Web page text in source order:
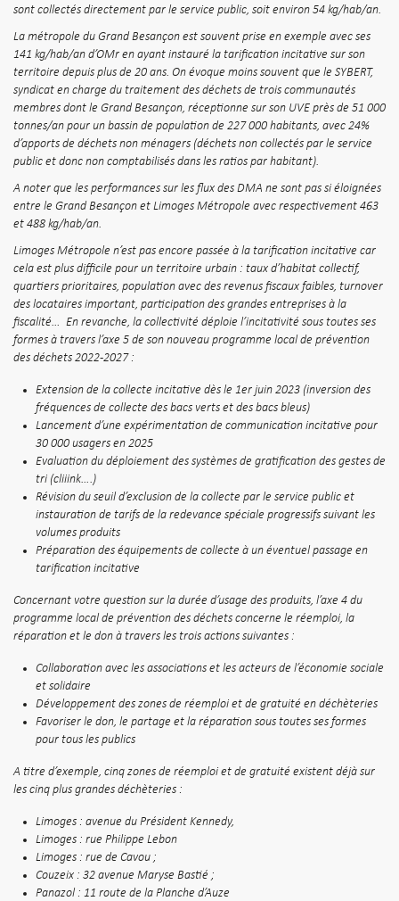
sont collectés directement par le service public, soit environ 54 kg/hab/an.
La métropole du Grand Besançon est souvent prise en exemple avec ses
141 kg/hab/an d’OMr en ayant instauré la tarification incitative sur son
territoire depuis plus de 20 ans. On évoque moins souvent que le SYBERT,
syndicat en charge du traitement des déchets de trois communautés
membres dont le Grand Besançon, réceptionne sur son UVE près de 51 000
tonnes/an pour un bassin de population de 227 000 habitants, avec 24%
d’apports de déchets non ménagers (déchets non collectés par le service
public et donc non comptabilisés dans les ratios par habitant).
A noter que les performances sur les flux des DMA ne sont pas si éloignées
entre le Grand Besançon et Limoges Métropole avec respectivement 463
et 488 kg/hab/an.
Limoges Métropole n’est pas encore passée à la tarification incitative car
cela est plus difficile pour un territoire urbain : taux d’habitat collectif,
quartiers prioritaires, population avec des revenus fiscaux faibles, turnover
des locataires important, participation des grandes entreprises à la
fiscalité… En revanche, la collectivité déploie l’incitativité sous toutes ses
formes à travers l’axe 5 de son nouveau programme local de prévention
des déchets 2022-2027 :
Extension de la collecte incitative dès le 1er juin 2023 (inversion des
fréquences de collecte des bacs verts et des bacs bleus)
Lancement d’une expérimentation de communication incitative pour
30 000 usagers en 2025
Evaluation du déploiement des systèmes de gratification des gestes de
tri (cliiink….)
Révision du seuil d’exclusion de la collecte par le service public et
instauration de tarifs de la redevance spéciale progressifs suivant les
volumes produits
Préparation des équipements de collecte à un éventuel passage en
tarification incitative
Concernant votre question sur la durée d’usage des produits, l’axe 4 du
programme local de prévention des déchets concerne le réemploi, la
réparation et le don à travers les trois actions suivantes :
Collaboration avec les associations et les acteurs de l’économie sociale
et solidaire
Développement des zones de réemploi et de gratuité en déchèteries
Favoriser le don, le partage et la réparation sous toutes ses formes
pour tous les publics
A titre d’exemple, cinq zones de réemploi et de gratuité existent déjà sur
les cinq plus grandes déchèteries :
Limoges : avenue du Président Kennedy,
Limoges : rue Philippe Lebon
Limoges : rue de Cavou ;
Couzeix : 32 avenue Maryse Bastié ;
Panazol : 11 route de la Planche d’Auze